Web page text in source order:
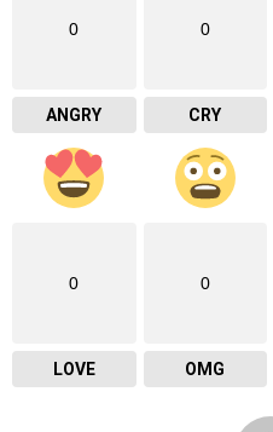
0
ANGRY
0
CRY
0
LOVE
0
OMG